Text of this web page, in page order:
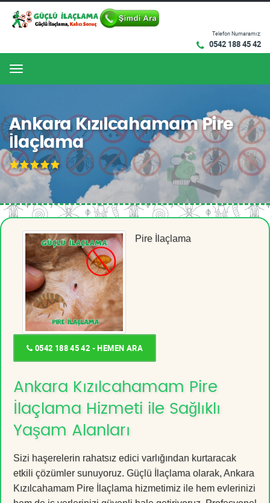
Telefon Numaramız:
0542 188 45 42
Menu
Ankara Kızılcahamam Pire
İlaçlama
Pire İlaçlama
0542 188 45 42 - HEMEN ARA
Ankara Kızılcahamam Pire
İlaçlama Hizmeti ile Sağlıklı
Yaşam Alanları
Sizi haşerelerin rahatsız edici varlığından kurtaracak
etkili çözümler sunuyoruz. Güçlü İlaçlama olarak, Ankara
Kızılcahamam Pire İlaçlama hizmetimiz ile hem evlerinizi